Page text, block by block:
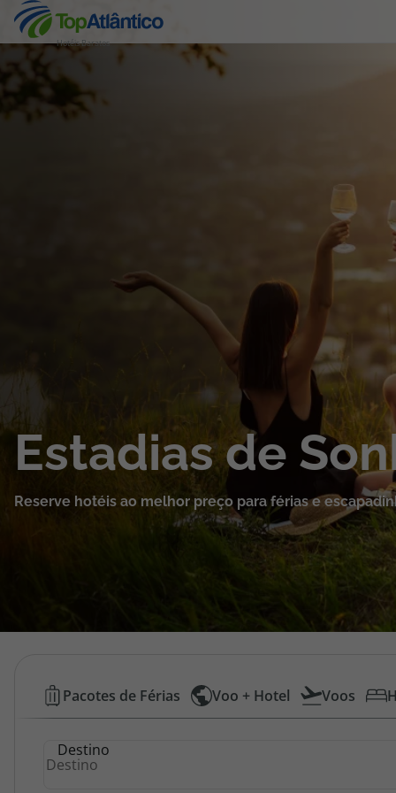
Hotéis Baratos
Destinos
Pacotes de Férias
Cruzeiros
Promoções
Área de Cliente
Estadias de
Reserve hotéis ao melhor preço para férias e
Hotéis
Baratos
Pacotes de Férias Voo + Hotel Voos
Destino